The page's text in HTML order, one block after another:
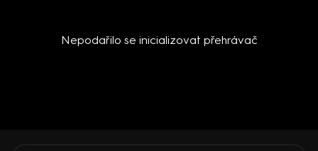
Nepodařilo se inicializovat přehrávač